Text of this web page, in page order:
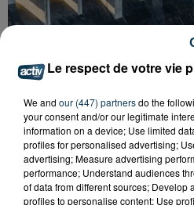
Le respect de votre vie
We and our (447) partnersdo the
your consent and/or our legitimate
information on a device; Use limited
profiles for personalised advertising;
advertising; Measure advertising
performance; Understand audiences
of data from different sources; Develop
profiles to personalise content; Use